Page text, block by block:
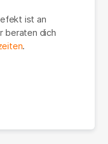
ist an
beraten dich
.